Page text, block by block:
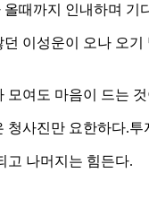
때까지 인내하며 기
이성운이 오나 오기
모여도 마음이 드는
청사진만 요한하다.투
고 나머지는 힘든다.